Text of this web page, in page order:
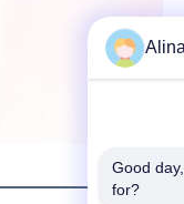
Good
for?